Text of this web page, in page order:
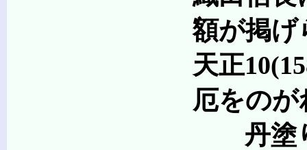
額が掲げられ
天正10(1582)年武田
厄をのがれま
丹塗りの門である